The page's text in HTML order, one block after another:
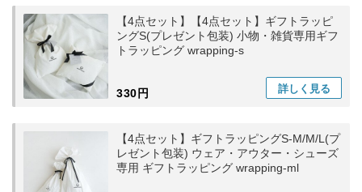
【4点セット】【4点セット】ギフトラッピ
ングS(プレゼント包装) 小物・雑貨専用ギフ
トラッピング wrapping-s
330円 詳しく 見る
【4点セット】ギフトラッピングS-M/M/L(プ
レゼント包装) ウェア・アウター・シューズ
専用 ギフトラッピング wrapping-ml